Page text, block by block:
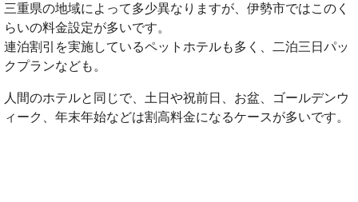
三重県の地域によって多少異なりますが、伊勢市ではこのく
らいの料金設定が多いです。
連泊割引を実施しているペットホテルも多く、二泊三日パッ
クプランなども。
人間のホテルと同じで、土日や祝前日、お盆、ゴールデンウ
ィーク、年末年始などは割高料金になるケースが多いです。